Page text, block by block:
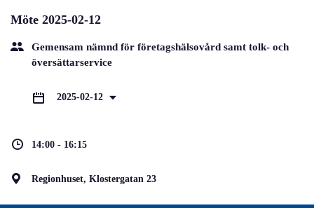
Möte 2025-02-12
Gemensam nämnd för företagshälsovård samt tolk- och
översättarservice
2025-02-12
14:00 - 16:15
Regionhuset, Klostergatan 23